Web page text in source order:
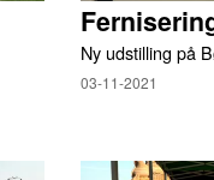
Ny udstilling på
03-11-2021